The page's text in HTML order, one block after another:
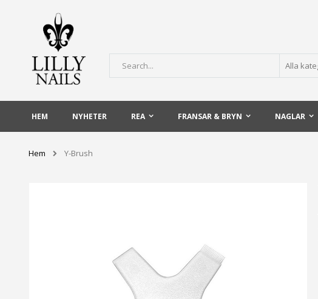
Content
Sök
HEM NYHETER REA FRANSAR & BRYN NAGLAR
Hem Y-Brush